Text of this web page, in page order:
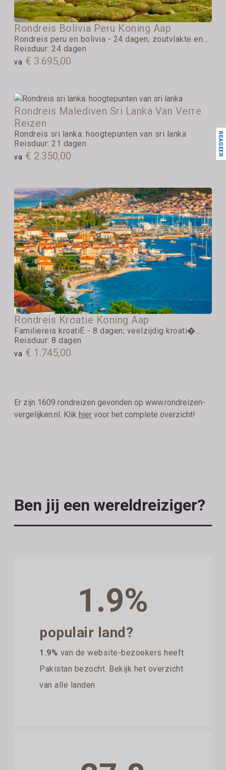
Rondreis Bolivia Peru Koning Aap
Rondreis peru en bolivia - 24 dagen; zoutvlakte en...
Reisduur: 24 dagen
va € 3.695,00
Rondreis Malediven Sri Lanka Van Verre
Reizen
Rondreis sri lanka: hoogtepunten van sri lanka
Reisduur: 21 dagen
va € 2.350,00
Rondreis Kroatie Koning Aap
Familiereis kroatiË - 8 dagen; veelzijdig kroati�...
Reisduur: 8 dagen
va € 1.745,00
Er zijn 1609 rondreizen gevonden op www.rondreizen-
vergelijken.nl. Klikhier voor het complete overzicht!
Ben jij een wereldreiziger?
1.9%
populair land?
1.9% van de website-bezoekers heeft
Pakistan bezocht. Bekijk het overzicht
van alle landen
REAGEER